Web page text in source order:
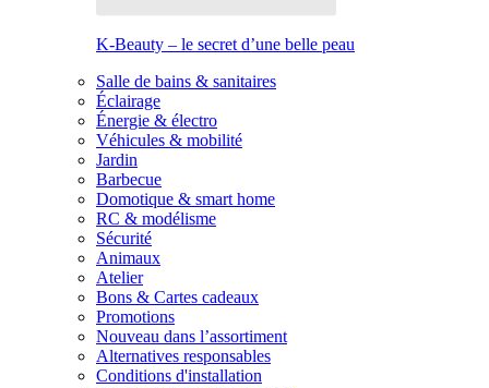
K-Beauty – le secret d’une belle peau
Salle de bains & sanitaires
Éclairage
Énergie & électro
Véhicules & mobilité
Jardin
Barbecue
Domotique & smart home
RC & modélisme
Sécurité
Animaux
Atelier
Bons & Cartes cadeaux
Promotions
Nouveau dans l’assortiment
Alternatives responsables
Conditions d'installation